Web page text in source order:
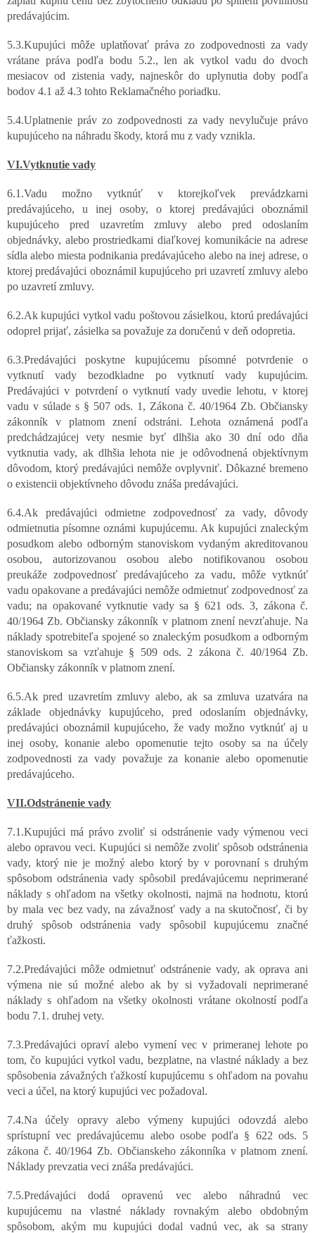
predávajúcim.
5.3.Kupujúci môže uplatňovať práva zo zodpovednosti za vady
vrátane práva podľa bodu 5.2., len ak vytkol vadu do dvoch
mesiacov od zistenia vady, najneskôr do uplynutia doby podľa
bodov 4.1 až 4.3 tohto Reklamačného poriadku.
5.4.Uplatnenie práv zo zodpovednosti za vady nevylučuje právo
kupujúceho na náhradu škody, ktorá mu z vady vznikla.
VI.Vytknutie vady
6.1.Vadu možno vytknúť v ktorejkoľvek prevádzkarni
predávajúceho, u inej osoby, o ktorej predávajúci oboznámil
kupujúceho pred uzavretím zmluvy alebo pred odoslaním
objednávky, alebo prostriedkami diaľkovej komunikácie na adrese
sídla alebo miesta podnikania predávajúceho alebo na inej adrese, o
ktorej predávajúci oboznámil kupujúceho pri uzavretí zmluvy alebo
po uzavretí zmluvy.
6.2.Ak kupujúci vytkol vadu poštovou zásielkou, ktorú predávajúci
odoprel prijať, zásielka sa považuje za doručenú v deň odopretia.
6.3.Predávajúci poskytne kupujúcemu písomné potvrdenie o
vytknutí vady bezodkladne po vytknutí vady kupujúcim.
Predávajúci v potvrdení o vytknutí vady uvedie lehotu, v ktorej
vadu v súlade s § 507 ods. 1, Zákona č. 40/1964 Zb. Občiansky
zákonník v platnom znení odstráni. Lehota oznámená podľa
predchádzajúcej vety nesmie byť dlhšia ako 30 dní odo dňa
vytknutia vady, ak dlhšia lehota nie je odôvodnená objektívnym
dôvodom, ktorý predávajúci nemôže ovplyvniť. Dôkazné bremeno
o existencii objektívneho dôvodu znáša predávajúci.
6.4.Ak predávajúci odmietne zodpovednosť za vady, dôvody
odmietnutia písomne oznámi kupujúcemu. Ak kupujúci znaleckým
posudkom alebo odborným stanoviskom vydaným akreditovanou
osobou, autorizovanou osobou alebo notifikovanou osobou
preukáže zodpovednosť predávajúceho za vadu, môže vytknúť
vadu opakovane a predávajúci nemôže odmietnuť zodpovednosť za
vadu; na opakované vytknutie vady sa § 621 ods. 3, zákona č.
40/1964 Zb. Občiansky zákonník v platnom znení nevzťahuje. Na
náklady spotrebiteľa spojené so znaleckým posudkom a odborným
stanoviskom sa vzťahuje § 509 ods. 2 zákona č. 40/1964 Zb.
Občiansky zákonník v platnom znení.
6.5.Ak pred uzavretím zmluvy alebo, ak sa zmluva uzatvára na
základe objednávky kupujúceho, pred odoslaním objednávky,
predávajúci oboznámil kupujúceho, že vady možno vytknúť aj u
inej osoby, konanie alebo opomenutie tejto osoby sa na účely
zodpovednosti za vady považuje za konanie alebo opomenutie
predávajúceho.
VII.Odstránenie vady
7.1.Kupujúci má právo zvoliť si odstránenie vady výmenou veci
alebo opravou veci. Kupujúci si nemôže zvoliť spôsob odstránenia
vady, ktorý nie je možný alebo ktorý by v porovnaní s druhým
spôsobom odstránenia vady spôsobil predávajúcemu neprimerané
náklady s ohľadom na všetky okolnosti, najmä na hodnotu, ktorú
by mala vec bez vady, na závažnosť vady a na skutočnosť, či by
druhý spôsob odstránenia vady spôsobil kupujúcemu značné
ťažkosti.
7.2.Predávajúci môže odmietnuť odstránenie vady, ak oprava ani
výmena nie sú možné alebo ak by si vyžadovali neprimerané
náklady s ohľadom na všetky okolnosti vrátane okolností podľa
bodu 7.1. druhej vety.
7.3.Predávajúci opraví alebo vymení vec v primeranej lehote po
tom, čo kupujúci vytkol vadu, bezplatne, na vlastné náklady a bez
spôsobenia závažných ťažkostí kupujúcemu s ohľadom na povahu
veci a účel, na ktorý kupujúci vec požadoval.
7.4.Na účely opravy alebo výmeny kupujúci odovzdá alebo
sprístupní vec predávajúcemu alebo osobe podľa § 622 ods. 5
zákona č. 40/1964 Zb. Občianskeho zákonníka v platnom znení.
Náklady prevzatia veci znáša predávajúci.
7.5.Predávajúci dodá opravenú vec alebo náhradnú vec
kupujúcemu na vlastné náklady rovnakým alebo obdobným
spôsobom, akým mu kupujúci dodal vadnú vec, ak sa strany